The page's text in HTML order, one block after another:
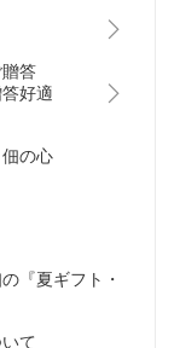
答
好適
の心
『夏ギフト・
て